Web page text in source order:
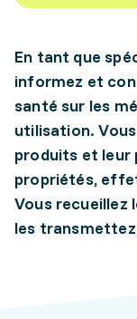
En tant que
informez et
santé sur les
utilisation.
produits et leur
propriétés,
Vous recueillez
les